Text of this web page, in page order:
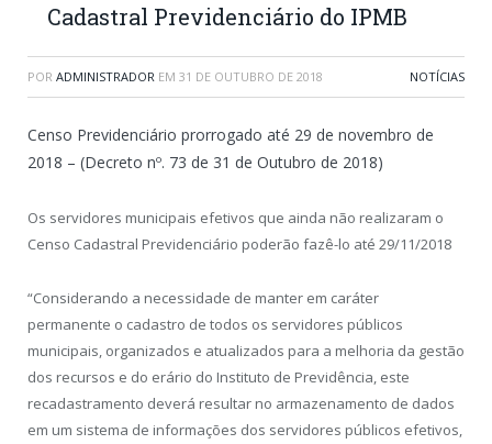
Cadastral Previdenciário do IPMB
POR ADMINISTRADOR EM 31 DE OUTUBRO DE 2018 NOTÍCIAS
Censo Previdenciário prorrogado até 29 de novembro de
2018 – (Decreto nº. 73 de 31 de Outubro de 2018)
Os servidores municipais efetivos que ainda não realizaram o
Censo Cadastral Previdenciário poderão fazê-lo até 29/11/2018
“Considerando a necessidade de manter em caráter
permanente o cadastro de todos os servidores públicos
municipais, organizados e atualizados para a melhoria da gestão
dos recursos e do erário do Instituto de Previdência, este
recadastramento deverá resultar no armazenamento de dados
em um sistema de informações dos servidores públicos efetivos,